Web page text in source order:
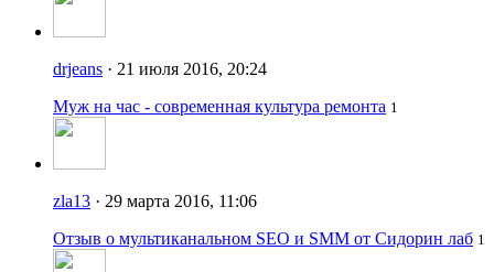
drjeans · 21 июля 2016, 20:24
Муж на час - современная культура ремонта 1
zla13 · 29 марта 2016, 11:06
Отзыв о мультиканальном SEO и SMM от Сидорин лаб 1